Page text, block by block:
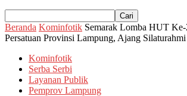
Beranda Kominfotik Semarak Lomba HUT
Persatuan Provinsi Lampung, Ajang Silaturahmi
Kominfotik
Serba Serbi
Layanan Publik
Pemprov Lampung